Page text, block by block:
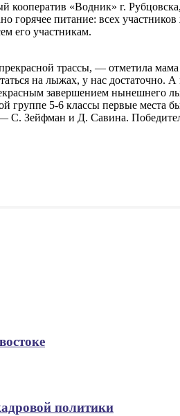
«Водник» г.
питание: всех
его участникам.
трассы, — отметила
на лыжах, у нас
завершением нынешнего
группе 5-6 классы первые
Зейфман и Д. Савина.
политики